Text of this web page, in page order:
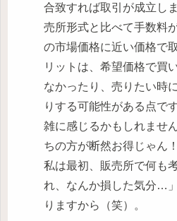
合致すれば取引が成立し
売所形式と比べて手数料
の市場価格に近い価格で
リットは、希望価格で買
なかったり、売りたい時
りする可能性がある点で
雑に感じるかもしれませ
ちの方が断然お得じゃん
私は最初、販売所で何も
れ、なんか損した気分…
りますから（笑）。